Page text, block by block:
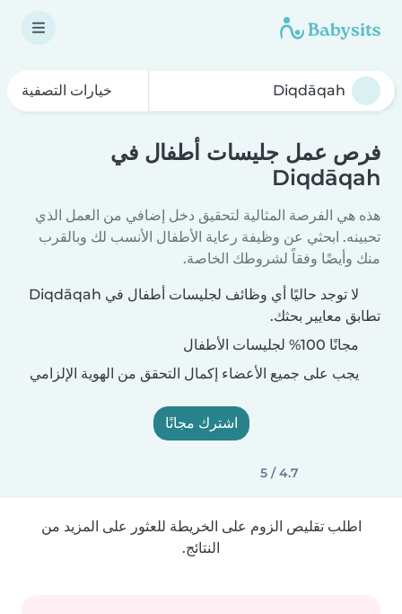
خيارات التصفية
فرص عمل جليسات أطفال في
Diqdāqah
هذه هي الفرصة المثالية لتحقيق دخل إضافي من العمل الذي
تحبينه. ابحثي عن وظيفة رعاية الأطفال الأنسب لك وبالقرب
منك وأيضًا وفقاً لشروطك الخاصة.
لا توجد حاليًا أي وظائف لجليسات أطفال في Diqdāqah
تطابق معايير بحثك.
مجانًا 100% لجليسات الأطفال
يجب على جميع الأعضاء إكمال التحقق من الهوية الإلزامي
اشترك مجانًا
4.7 / 5
اطلب تقليص الزوم على الخريطة للعثور على المزيد من
النتائج.